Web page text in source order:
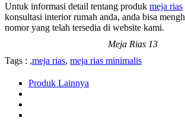
Untuk informasi detail tentang produk meja rias
konsultasi interior rumah anda, anda bisa
nomor yang telah tersedia di website kami.
Meja Rias 13
Tags : ,meja rias, meja rias minimalis
Produk Lainnya